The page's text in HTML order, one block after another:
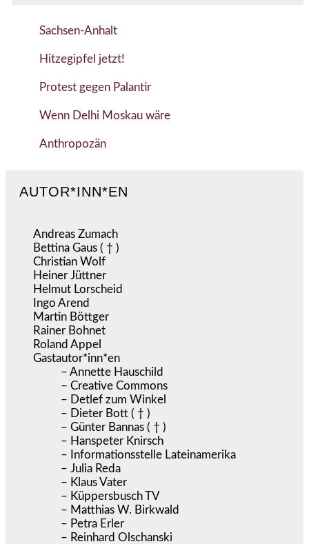
Sachsen-Anhalt
Hitzegipfel jetzt!
Protest gegen Palantir
Wenn Delhi Moskau wäre
Anthropozän
AUTOR*INN*EN
Andreas Zumach
Bettina Gaus ( † )
Christian Wolf
Heiner Jüttner
Helmut Lorscheid
Ingo Arend
Martin Böttger
Rainer Bohnet
Roland Appel
Gastautor*inn*en
– Annette Hauschild
– Creative Commons
– Detlef zum Winkel
– Dieter Bott ( † )
– Günter Bannas ( † )
– Hanspeter Knirsch
– Informationsstelle Lateinamerika
– Julia Reda
– Klaus Vater
– Küppersbusch TV
– Matthias W. Birkwald
– Petra Erler
– Reinhard Olschanski